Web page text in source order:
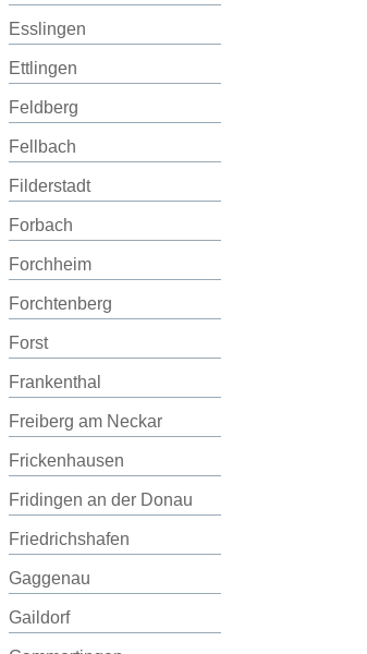
Esslingen
Ettlingen
Feldberg
Fellbach
Filderstadt
Forbach
Forchheim
Forchtenberg
Forst
Frankenthal
Freiberg am Neckar
Frickenhausen
Fridingen an der Donau
Friedrichshafen
Gaggenau
Gaildorf